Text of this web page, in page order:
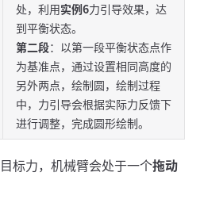
处，利用实例6力引导效果，达
到平衡状态。
第二段：以第一段平衡状态点作
为基准点，通过设置相同高度的
另外两点，绘制圆，绘制过程
中，力引导会根据实际力反馈下
进行调整，完成圆形绘制。
标力，机械臂会处于一个拖动